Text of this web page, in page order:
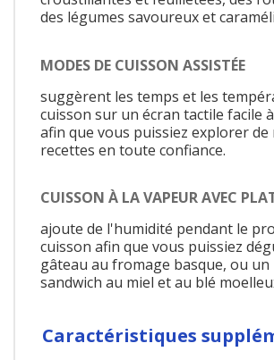
des légumes savoureux et
MODES DE CUISSON ASSISTÉE
suggèrent les temps et les
cuisson sur un écran tactile facile
afin que vous puissiez explorer de
recettes en toute confiance.
CUISSON À LA VAPEUR AVEC
ajoute de l'humidité pendant le
cuisson afin que vous puissiez
gâteau au fromage basque, ou un
sandwich au miel et au blé
Caractéristiques